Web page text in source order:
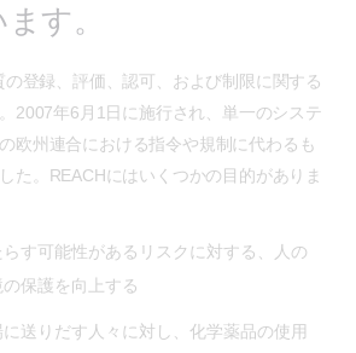
す。
の登録、評価、認可、および制限に関する
2007年6月1日に施行され、単一のシステ
欧州連合における指令や規制に代わるも
た。REACHにはいくつかの目的がありま
す可能性があるリスクに対する、人の
保護を向上する
送りだす人々に対し、化学薬品の使用